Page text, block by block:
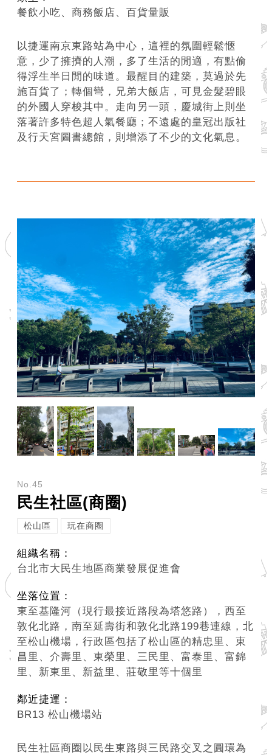
系
政
府
網
站
資
料
權
及
網
站
安
全
政
策
服
務
電
話
資
餐飲小吃、商務飯店、百貨量販
以捷運南京東路站為中心，這裡的氛圍輕鬆愜
意，少了擁擠的人潮，多了生活的閒適，有點偷
得浮生半日閒的味道。最醒目的建築，莫過於先
施百貨了；轉個彎，兄弟大飯店，可見金髮碧眼
的外國人穿梭其中。走向另一頭，慶城街上則坐
落著許多特色超人氣餐廳；不遠處的皇冠出版社
及行天宮圖書總館，則增添了不少的文化氣息。
No.45
民生社區(商圈)
松山區 玩在商圈
組織名稱：
台北市大民生地區商業發展促進會
坐落位置：
東至基隆河（現行最接近路段為塔悠路），西至
敦化北路，南至延壽街和敦化北路199巷連線，北
至松山機場，行政區包括了松山區的精忠里、東
昌里、介壽里、東榮里、三民里、富泰里、富錦
里、新東里、新益里、莊敬里等十個里
鄰近捷運：
BR13 松山機場站
民生社區商圈以民生東路與三民路交叉之圓環為